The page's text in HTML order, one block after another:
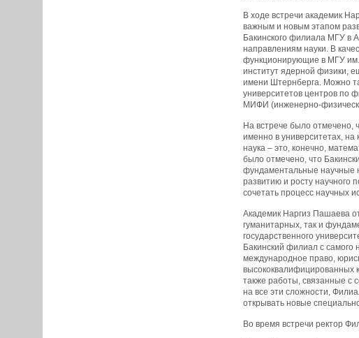
В ходе встречи академик
важным и новым этапом
Бакинского филиала МГУ в
направлениям науки. В
функционирующие в МГУ
институт ядерной физики,
имени Штернберга. Можно
университетов центров по
МИФИ (инженерно-
На встрече было отмечено,
именно в университетах,
наука – это, конечно,
было отмечено, что
фундаментальные научные
развитию и росту научного
сочетать процесс научных
Академик Наргиз Пашаева
гуманитарных, так и
государственного
Бакинский филиал с самого
международное право,
высококвалифицированных
также работы, связанные с
на все эти сложности,
открывать новые
Во время встречи ректор